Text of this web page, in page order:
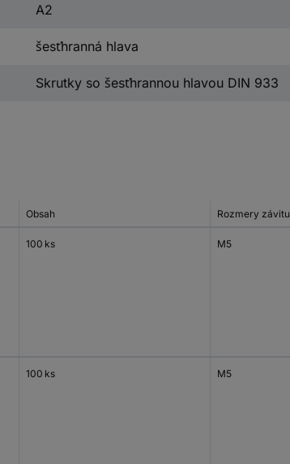
A2
šesťhranná hlava
Skrutky so šesťhrannou hlavou DIN 933
Obsah Rozmery závitu
100 ks M5
100 ks M5